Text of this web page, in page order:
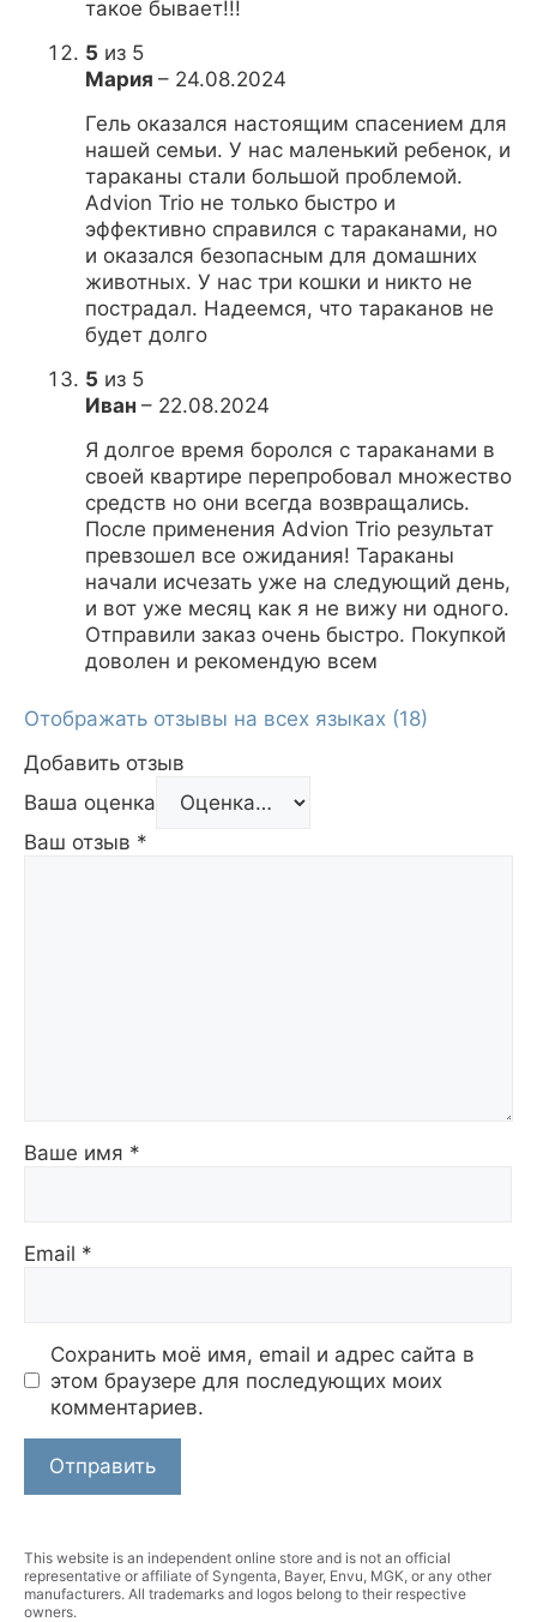
такое бывает!!!
5 из 5
Мария – 24.08.2024
Гель оказался настоящим спасением для
нашей семьи. У нас маленький ребенок, и
тараканы стали большой проблемой.
Advion Trio не только быстро и
эффективно справился с тараканами, но
и оказался безопасным для домашних
животных. У нас три кошки и никто не
пострадал. Надеемся, что тараканов не
будет долго
5 из 5
Иван – 22.08.2024
Я долгое время боролся с тараканами в
своей квартире перепробовал множество
средств но они всегда возвращались.
После применения Advion Trio результат
превзошел все ожидания! Тараканы
начали исчезать уже на следующий день,
и вот уже месяц как я не вижу ни одного.
Отправили заказ очень быстро. Покупкой
доволен и рекомендую всем
Отображать отзывы на всех языках (18)
Добавить отзыв
Ваша оценка
Ваш отзыв *
Ваше имя *
Email *
Сохранить моё имя, email и адрес сайта в
этом браузере для последующих моих
комментариев.
This website is an independent online store and is not an official
representative or affiliate of Syngenta, Bayer, Envu, MGK, or any other
manufacturers. All trademarks and logos belong to their respective
owners.